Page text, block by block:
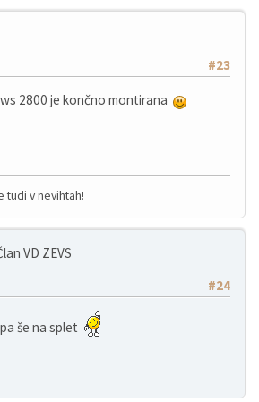
#23
2800 je končno montirana
tudi v nevihtah!
VD ZEVS
#24
še na splet